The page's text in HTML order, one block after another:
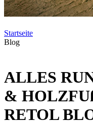
Startseite
Blog
ALLES
&
RETOL